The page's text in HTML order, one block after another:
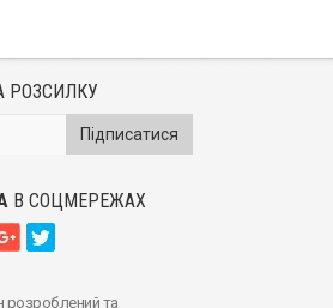
РОЗСИЛКУ
Підписатися
В СОЦМЕРЕЖАХ
розроблений та